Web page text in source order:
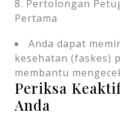
8. Pertolongan
Pertama
Anda dapat
kesehatan (faskes)
membantu
Periksa
Anda